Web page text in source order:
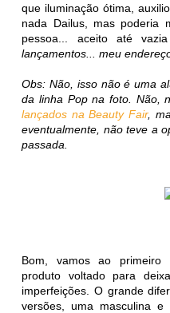
que iluminação ótima,
nada Dailus, mas poderia
pessoa... aceito até
lançamentos... meu
Obs: Não, isso não é uma
da linha Pop na foto. Não,
lançados na Beauty Fair,
eventualmente, não teve a
passada.
Bom, vamos ao primeiro
produto voltado para
imperfeições. O grande
versões, uma masculina